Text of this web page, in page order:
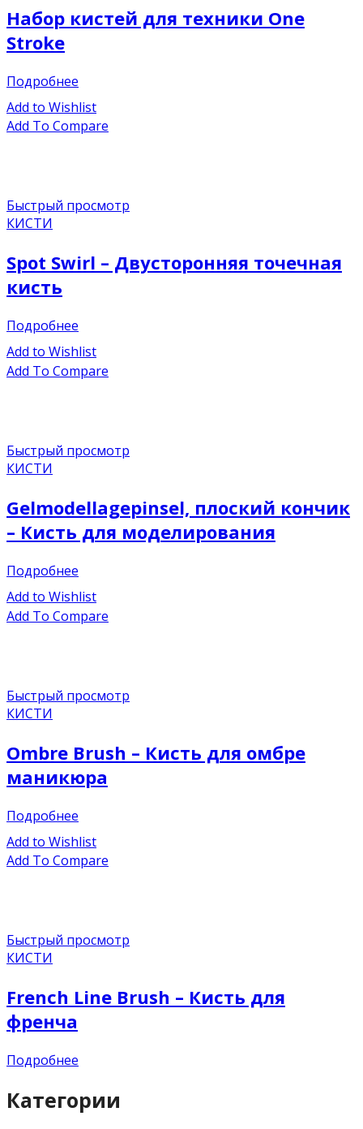
Набор кистей для техники One
Stroke
Подробнее
Add to Wishlist
Add To Compare
Быстрый просмотр
КИСТИ
Spot Swirl – Двусторонняя точечная
кисть
Подробнее
Add to Wishlist
Add To Compare
Быстрый просмотр
КИСТИ
Gelmodellagepinsel, плоский кончик
– Кисть для моделирования
Подробнее
Add to Wishlist
Add To Compare
Быстрый просмотр
КИСТИ
Ombre Brush – Кисть для омбре
маникюра
Подробнее
Add to Wishlist
Add To Compare
Быстрый просмотр
КИСТИ
French Line Brush – Кисть для
френча
Подробнее
Категории